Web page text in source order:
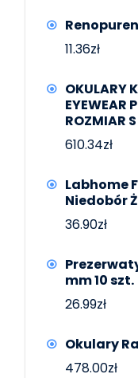
11.36zł
OKULARY
EYEWEAR
ROZMIAR S
610.34zł
Labhome
Niedobór
36.90zł
mm 10 szt.
26.99zł
Okulary
478.00zł